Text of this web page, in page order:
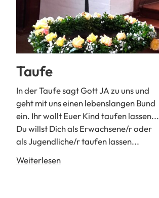
Taufe
In der Taufe sagt Gott JA zu uns und
geht mit uns einen lebenslangen Bund
ein. Ihr wollt Euer Kind taufen lassen...
Du willst Dich als Erwachsene/r oder
als Jugendliche/r taufen lassen...
Weiterlesen